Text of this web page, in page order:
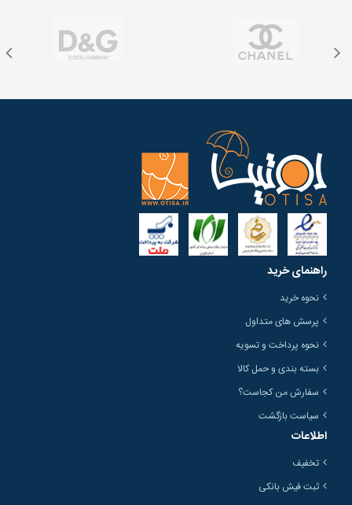
راهنمای خرید
نحوه خرید
پرسش های متداول
نحوه پرداخت و تسویه
بسته بندی و حمل کالا
سفارش من کجاست؟
سیاست بازگشت
اطلاعات
تخفیف
ثبت فیش بانکی